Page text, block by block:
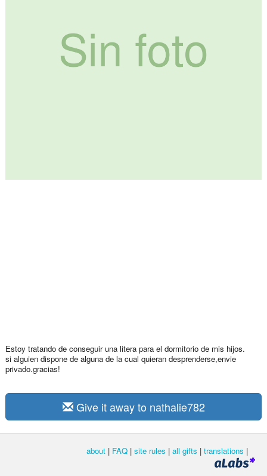
Estoy tratando de conseguir una litera para el dormitorio de mis hijos.
si alguien dispone de alguna de la cual quieran desprenderse,envie
privado.gracias!
Give it away to nathalie782
about | FAQ | site rules | all gifts | translations |